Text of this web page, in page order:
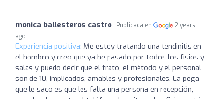
monica ballesteros castro Publicada en
2 years
ago
Experiencia positiva: Me estoy tratando una tendinitis en
el hombro y creo que ya he pasado por todos los fisios y
salas y puedo decir que el trato, el método y el personal
son de 10, implicados, amables y profesionales. La pega
que le saco es que les falta una persona en recepción,